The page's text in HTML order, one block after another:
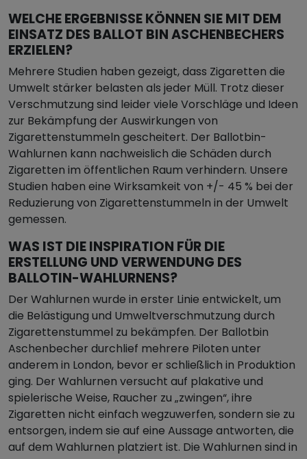
WELCHE ERGEBNISSE KÖNNEN SIE MIT DEM
EINSATZ DES BALLOT BIN ASCHENBECHERS
ERZIELEN?
Mehrere Studien haben gezeigt, dass Zigaretten die
Umwelt stärker belasten als jeder Müll. Trotz dieser
Verschmutzung sind leider viele Vorschläge und Ideen
zur Bekämpfung der Auswirkungen von
Zigarettenstummeln gescheitert. Der Ballotbin-
Wahlurnen kann nachweislich die Schäden durch
Zigaretten im öffentlichen Raum verhindern. Unsere
Studien haben eine Wirksamkeit von +/- 45 % bei der
Reduzierung von Zigarettenstummeln in der Umwelt
gemessen.
WAS IST DIE INSPIRATION FÜR DIE
ERSTELLUNG UND VERWENDUNG DES
BALLOTIN-WAHLURNENS?
Der Wahlurnen wurde in erster Linie entwickelt, um
die Belästigung und Umweltverschmutzung durch
Zigarettenstummel zu bekämpfen. Der Ballotbin
Aschenbecher durchlief mehrere Piloten unter
anderem in London, bevor er schließlich in Produktion
ging. Der Wahlurnen versucht auf plakative und
spielerische Weise, Raucher zu „zwingen“, ihre
Zigaretten nicht einfach wegzuwerfen, sondern sie zu
entsorgen, indem sie auf eine Aussage antworten, die
auf dem Wahlurnen platziert ist. Die Wahlurnen sind in